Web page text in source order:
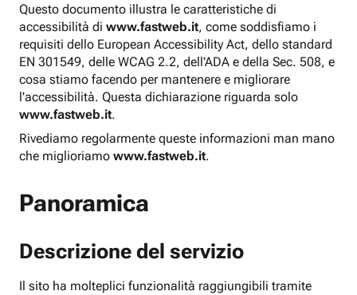
Questo documento illustra le caratteristiche di
accessibilità di www.fastweb.it, come soddisfiamo i
requisiti dello European Accessibility Act, dello standard
EN 301549, delle WCAG 2.2, dell'ADA e della Sec. 508, e
cosa stiamo facendo per mantenere e migliorare
l'accessibilità. Questa dichiarazione riguarda solo
www.fastweb.it.
Rivediamo regolarmente queste informazioni man mano
che miglioriamo www.fastweb.it.
Panoramica
Descrizione del servizio
Il sito ha molteplici funzionalità raggiungibili tramite